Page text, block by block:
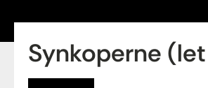
Synkoperne